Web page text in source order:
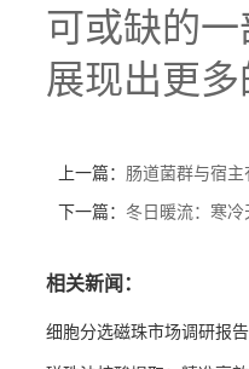
可或缺的
展现出更
上一篇： 肠道菌群与宿
下一篇： 冬日暖流：寒
相关新闻：
细胞分选磁珠市场调研报告